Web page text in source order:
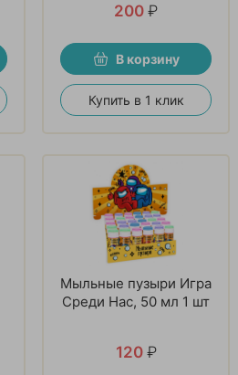
200 ₽
В корзину
Купить в 1 клик
Мыльные пузыри Игра
Среди Нас, 50 мл 1 шт
120 ₽